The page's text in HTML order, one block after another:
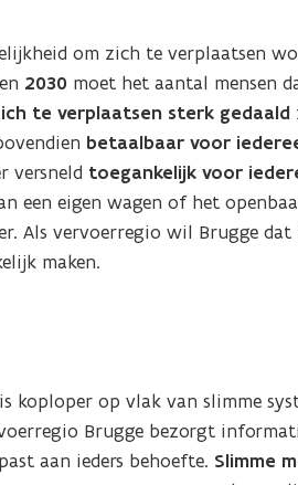
om zich te verplaatsen
2030 moet het aantal mensen
te verplaatsen sterk gedaald
betaalbaar voor
versneld toegankelijk voor
een eigen wagen of het
Als vervoerregio wil Brugge
maken.
koploper op vlak van slimme
Brugge bezorgt
aan ieders behoefte. Slimme